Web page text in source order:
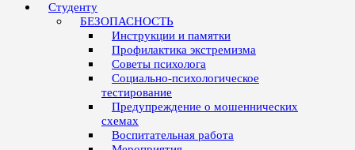
Студенту
БЕЗОПАСНОСТЬ
Инструкции и памятки
Профилактика экстремизма
Советы психолога
Социально-психологическое
тестирование
Предупреждение о мошеннических
схемах
Воспитательная работа